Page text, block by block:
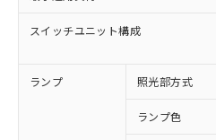
スイッチユニット構成
ランプ 照光部方式
ランプ色
非含有に対応した製品